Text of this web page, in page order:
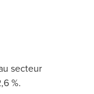
secteur
%.